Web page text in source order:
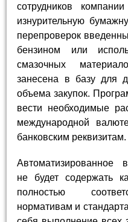
сотрудников
изнурительную
перепроверок
бензином или
смазочных
занесена в базу для
объема закупок.
вести необходимые
международной
банковским реквизитам.
Автоматизированное
не будет содержать
полностью
нормативам и